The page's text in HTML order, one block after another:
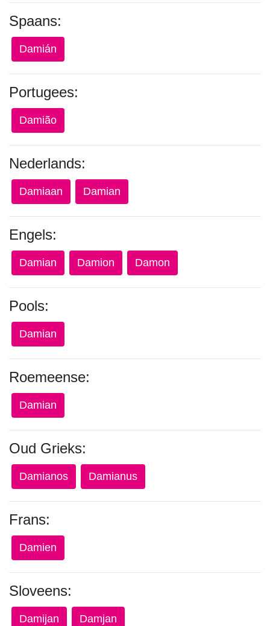
Spaans:
Damián
Portugees:
Damião
Nederlands:
Damiaan Damian
Engels:
Damian Damion Damon
Pools:
Damian
Roemeense:
Damian
Oud Grieks:
Damianos Damianus
Frans:
Damien
Sloveens:
Damijan Damjan